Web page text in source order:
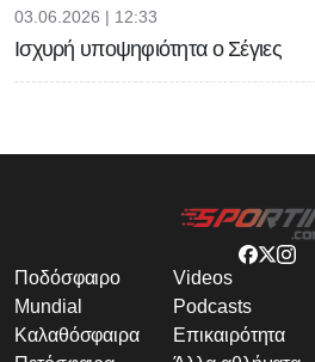
03.06.2026 | 12:33
Ισχυρή υποψηφιότητα ο Σέγιες
Ποδόσφαιρο
Mundial
Καλαθόσφαιρα
Videos
Podcasts
Επικαιρότητα